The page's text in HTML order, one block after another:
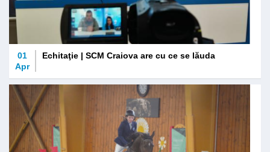
01
Apr
Echitaţie | SCM Craiova are cu ce se lăuda